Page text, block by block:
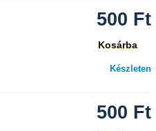
500 Ft
Kosárba
Készleten
500 Ft